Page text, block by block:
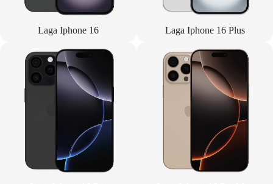
Laga Iphone 16 Laga Iphone 16 Plus